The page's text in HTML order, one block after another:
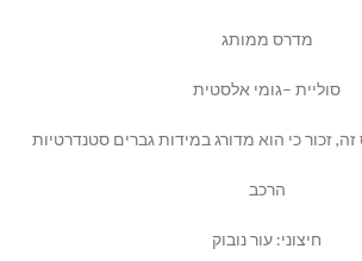
מדרס ממותג
סוליית –גומי אלסטית
הרכב
חיצוני: עור נובוק